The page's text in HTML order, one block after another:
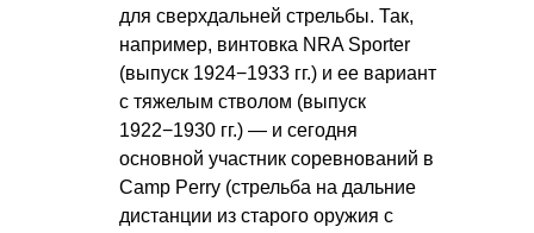
для сверхдальней стрельбы. Так,
например, винтовка NRA Sporter
(выпуск 1924−1933 гг.) и ее вариант
с тяжелым стволом (выпуск
1922−1930 гг.) — и сегодня
основной участник соревнований в
Camp Perry (стрельба на дальние
дистанции из старого оружия с